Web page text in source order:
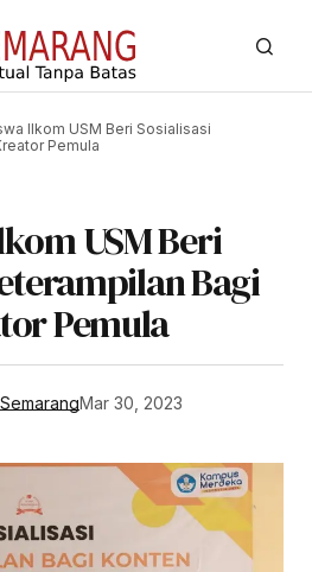
Ilkom USM Beri Sosialisasi
Pemula
USM Beri
Bagi
Pemula
Mar 30, 2023